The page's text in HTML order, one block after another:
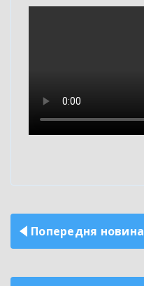
Навігація
записів
Попередня новина